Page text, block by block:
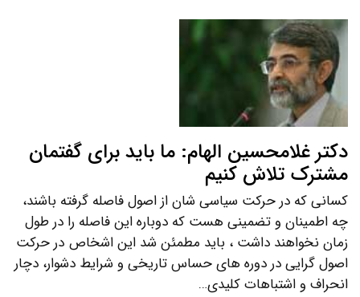
دکتر غلامحسین الهام: ما باید برای گفتمان
مشترک تلاش کنیم
کسانی که در حرکت سیاسی شان از اصول فاصله گرفته باشند،
چه اطمینان و تضمینی هست که دوباره این فاصله را در طول
زمان نخواهند داشت ، باید مطمئن شد این اشخاص در حرکت
اصول گرایی در دوره های حساس تاریخی و شرایط دشوار، دچار
انحراف و اشتباهات کلیدی…